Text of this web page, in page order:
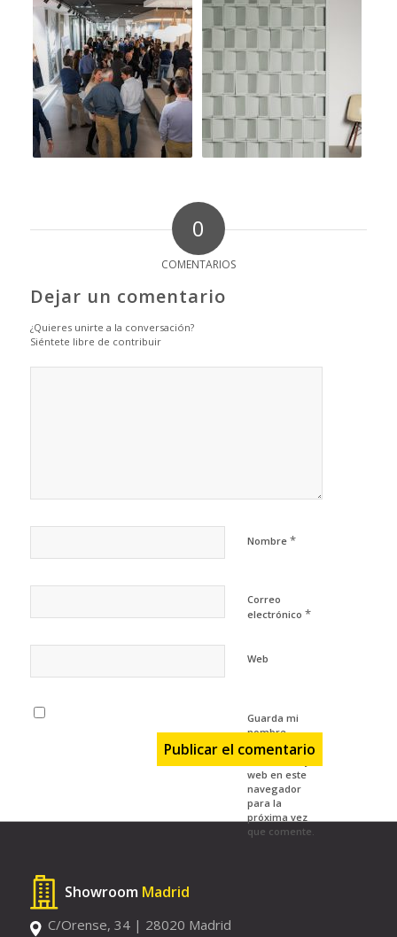
0
COMENTARIOS
Dejar un comentario
¿Quieres unirte a la conversación?
Siéntete libre de contribuir
Nombre *
Correo
electrónico *
Web
Guarda mi
nombre,
correo
web en este
navegador
para la
próxima vez
que comente.
Showroom Madrid
C/Orense, 34 | 28020 Madrid